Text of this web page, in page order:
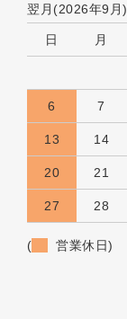
翌月(2026年9月)
日 月
6 7
13 14
20 21
27 28
( 営業休日)